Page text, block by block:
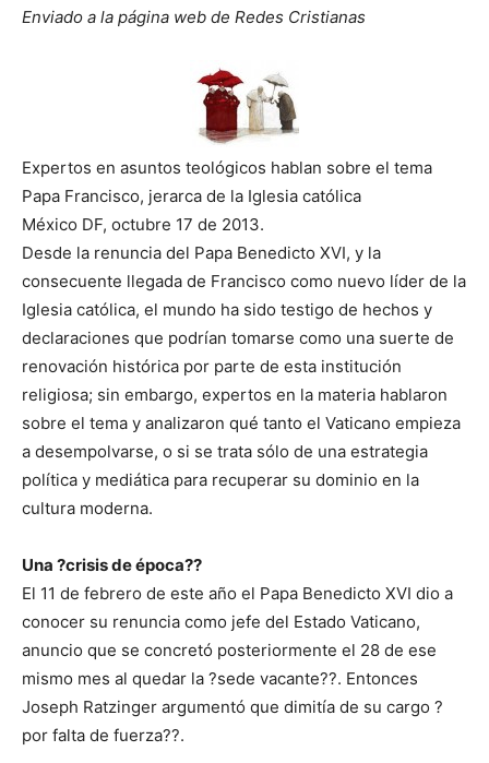
Enviado a la página web de Redes Cristianas
Expertos en asuntos teológicos hablan sobre el tema
Papa Francisco, jerarca de la Iglesia católica
México DF, octubre 17 de 2013.
Desde la renuncia del Papa Benedicto XVI, y la
consecuente llegada de Francisco como nuevo líder de la
Iglesia católica, el mundo ha sido testigo de hechos y
declaraciones que podrían tomarse como una suerte de
renovación histórica por parte de esta institución
religiosa; sin embargo, expertos en la materia hablaron
sobre el tema y analizaron qué tanto el Vaticano empieza
a desempolvarse, o si se trata sólo de una estrategia
política y mediática para recuperar su dominio en la
cultura moderna.
Una ?crisis de época??
El 11 de febrero de este año el Papa Benedicto XVI dio a
conocer su renuncia como jefe del Estado Vaticano,
anuncio que se concretó posteriormente el 28 de ese
mismo mes al quedar la ?sede vacante??. Entonces
Joseph Ratzinger argumentó que dimitía de su cargo ?
por falta de fuerza??.